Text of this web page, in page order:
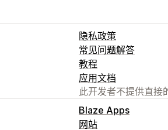
隐私政策
常见问题解答
教程
应用文档
此开发者不提供直接
Blaze Apps
网站